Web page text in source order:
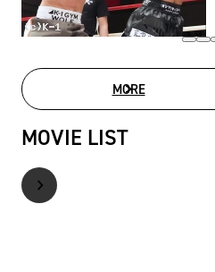
MOREPHOTO GALLERY
MOVIE LIST